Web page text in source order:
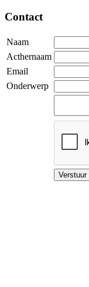
Contact
Naam
Acthernaam
Email
Onderwerp